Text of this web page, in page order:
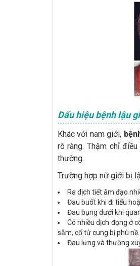
Dấu hiệu bệnh lậu
Khác với nam giới,
rõ ràng. Thậm chỉ
thường.
Trường hợp nữ giới bị
Ra dịch tiết âm đạo
Đau buốt khi đi tiểu
Đau bụng dưới khi
Có nhiều dịch đọng ở
sẫm, cổ tử cung bị phù
Đau lưng và thường